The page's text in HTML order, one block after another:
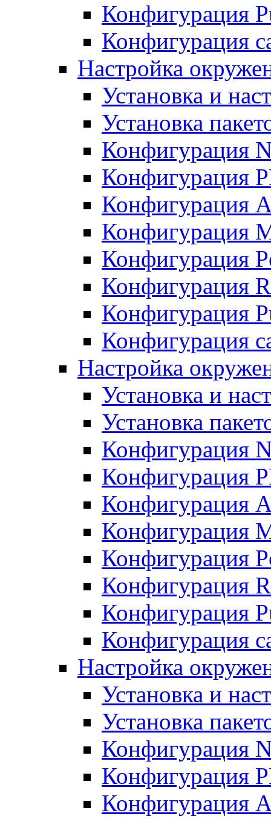
Конфигурация
Конфигурация
Настройка
Установка и
Установка
Конфигурация
Конфигурация
Конфигурация
Конфигурация
Конфигурация
Конфигурация
Конфигурация
Конфигурация
Настройка
Установка и
Установка
Конфигурация
Конфигурация
Конфигурация
Конфигурация
Конфигурация
Конфигурация
Конфигурация
Конфигурация
Настройка
Установка и
Установка
Конфигурация
Конфигурация
Конфигурация